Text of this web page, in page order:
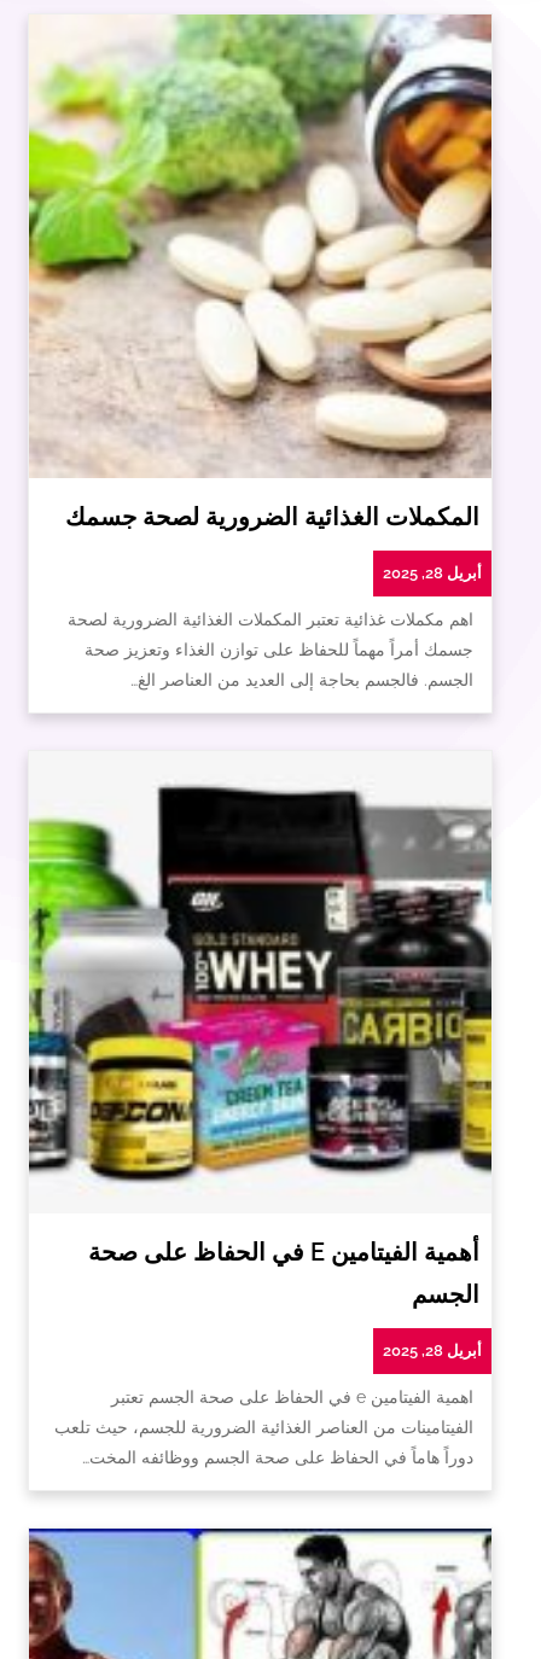
المكملات الغذائية الضرورية لصحة جسمك
أبريل 28, 2025
اهم مكملات غذائية تعتبر المكملات الغذائية الضرورية لصحة
جسمك أمراً مهماً للحفاظ على توازن الغذاء وتعزيز صحة
الجسم. فالجسم بحاجة إلى العديد من العناصر الغ…
أهمية الفيتامين E في الحفاظ على صحة
الجسم
أبريل 28, 2025
اهمية الفيتامين e في الحفاظ على صحة الجسم تعتبر
الفيتامينات من العناصر الغذائية الضرورية للجسم، حيث تلعب
دوراً هاماً في الحفاظ على صحة الجسم ووظائفه المخت…